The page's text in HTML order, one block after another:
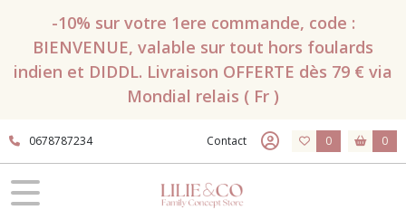
-10% sur votre 1ere commande, code :
BIENVENUE, valable sur tout hors foulards
indien et DIDDL. Livraison OFFERTE dès 79 € via
Mondial relais ( Fr )
0678787234 Contact 0 0
FILTRES
produits
Jeux
&
Poupées